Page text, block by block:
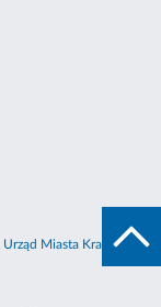
Urząd Miasta Krakowa